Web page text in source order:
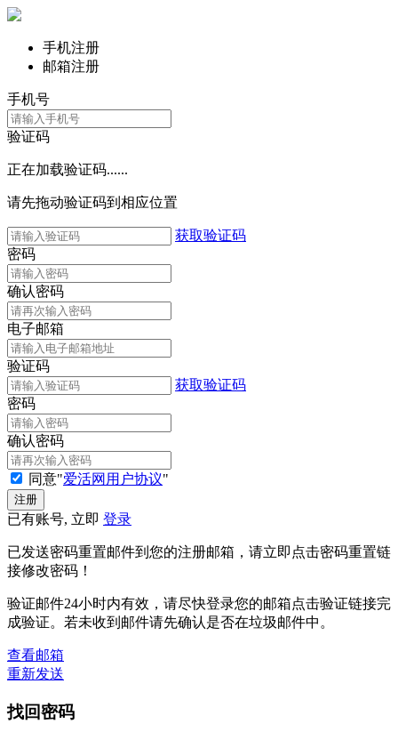
手机注册
邮箱注册
手机号
验证码
正在加载验证码......
请先拖动验证码到相应位置
获取验证码
密码
确认密码
电子邮箱
验证码
获取验证码
密码
确认密码
同意"爱活网用户协议"
已有账号, 立即 登录
已发送密码重置邮件到您的注册邮箱，请立即点击密码重置链
接修改密码！
验证邮件24小时内有效，请尽快登录您的邮箱点击验证链接完
成验证。若未收到邮件请先确认是否在垃圾邮件中。
查看邮箱
重新发送
找回密码